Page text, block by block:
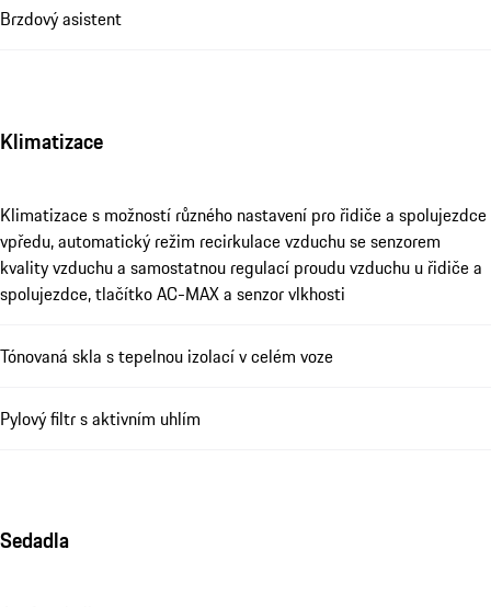
Brzdový asistent
Klimatizace
Klimatizace s možností různého nastavení pro řidiče a spolujezdce
vpředu, automatický režim recirkulace vzduchu se senzorem
kvality vzduchu a samostatnou regulací proudu vzduchu u řidiče a
spolujezdce, tlačítko AC-MAX a senzor vlkhosti
Tónovaná skla s tepelnou izolací v celém voze
Pylový filtr s aktivním uhlím
Sedadla